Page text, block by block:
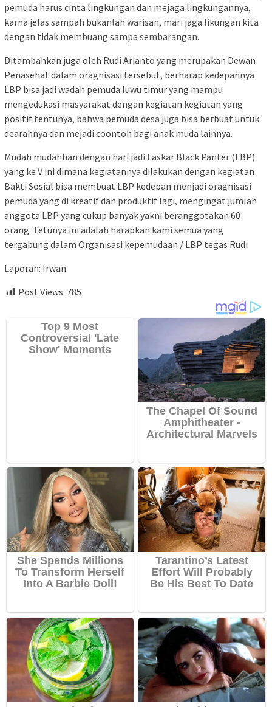
pemuda harus cinta lingkungan dan mejaga lingkungannya,
karna jelas sampah bukanlah warisan, mari jaga likungan kita
dengan tidak membuang sampa sembarangan.
Ditambahkan juga oleh Rudi Arianto yang merupakan Dewan
Penasehat dalam oragnisasi tersebut, berharap kedepannya
LBP bisa jadi wadah pemuda luwu timur yang mampu
mengedukasi masyarakat dengan kegiatan kegiatan yang
positif tentunya, bahwa pemuda desa juga bisa berbuat untuk
dearahnya dan mejadi coontoh bagi anak muda lainnya.
Mudah mudahhan dengan hari jadi Laskar Black Panter (LBP)
yang ke V ini dimana kegiatannya dilakukan dengan kegiatan
Bakti Sosial bisa membuat LBP kedepan menjadi oragnisasi
pemuda yang di kreatif dan produktif lagi, mengingat jumlah
anggota LBP yang cukup banyak yakni beranggotakan 60
orang. Tetunya ini adalah harapkan kami semua yang
tergabung dalam Organisasi kepemudaan / LBP tegas Rudi
Laporan: Irwan
Post Views: 785